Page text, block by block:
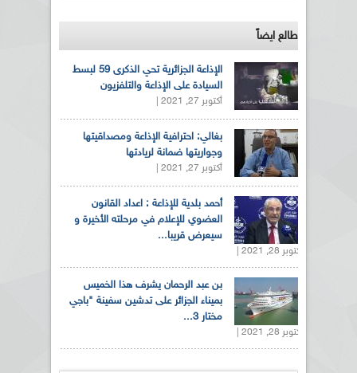
طالع ايضاً
الإذاعة الجزائرية تحي الذكرى 59 لبسط
السيادة على الإذاعة والتلفزيون
أكتوبر 27, 2021 |
بغالي: احترافية الإذاعة ومصداقيتها
وجواريتها ضمانة لريادتها
أكتوبر 27, 2021 |
أحمد بلدية للإذاعة : اعداد القانون
العضوي للإعلام في مرحلته الأخيرة و
سيعرض قريبا...
أكتوبر 28, 2021 |
بن عبد الرحمان يشرف هذا الخميس
بميناء الجزائر على تدشين سفينة "باجي
مختار 3...
أكتوبر 28, 2021 |